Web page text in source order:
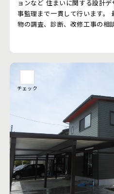
ョンなど 住まいに関する設計
事監理まで⼀貫して⾏います。
物の調査、診断、改修⼯事の相
た、コンクリート造・鉄⾻造の
チェック